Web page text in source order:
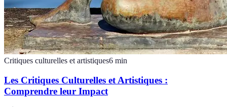
Critiques culturelles et artistiques6 min
Les Critiques Culturelles et Artistiques :
Comprendre leur Impact